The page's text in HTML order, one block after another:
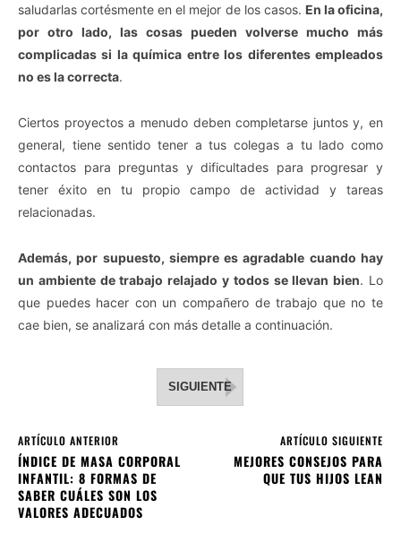
saludarlas cortésmente en el mejor de los casos. En la oficina,
por otro lado, las cosas pueden volverse mucho más
complicadas si la química entre los diferentes empleados
no es la correcta.
Ciertos proyectos a menudo deben completarse juntos y, en
general, tiene sentido tener a tus colegas a tu lado como
contactos para preguntas y dificultades para progresar y
tener éxito en tu propio campo de actividad y tareas
relacionadas.
Además, por supuesto, siempre es agradable cuando hay
un ambiente de trabajo relajado y todos se llevan bien. Lo
que puedes hacer con un compañero de trabajo que no te
cae bien, se analizará con más detalle a continuación.
SIGUIENTE
ARTÍCULO ANTERIOR
ÍNDICE DE MASA CORPORAL
INFANTIL: 8 FORMAS DE
SABER CUÁLES SON LOS
VALORES ADECUADOS
ARTÍCULO SIGUIENTE
MEJORES CONSEJOS PARA
QUE TUS HIJOS LEAN